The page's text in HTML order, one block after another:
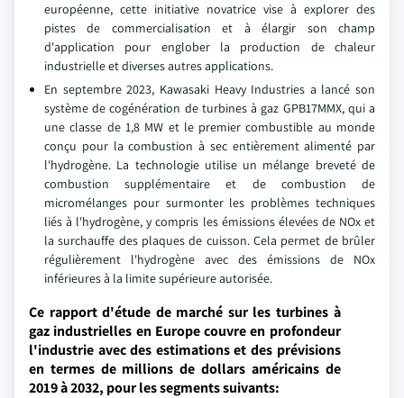
européenne, cette initiative novatrice vise à explorer des
pistes de commercialisation et à élargir son champ
d'application pour englober la production de chaleur
industrielle et diverses autres applications.
En septembre 2023, Kawasaki Heavy Industries a lancé son
système de cogénération de turbines à gaz GPB17MMX, qui a
une classe de 1,8 MW et le premier combustible au monde
conçu pour la combustion à sec entièrement alimenté par
l'hydrogène. La technologie utilise un mélange breveté de
combustion supplémentaire et de combustion de
micromélanges pour surmonter les problèmes techniques
liés à l'hydrogène, y compris les émissions élevées de NOx et
la surchauffe des plaques de cuisson. Cela permet de brûler
régulièrement l'hydrogène avec des émissions de NOx
inférieures à la limite supérieure autorisée.
Ce rapport d'étude de marché sur les turbines à
gaz industrielles en Europe couvre en profondeur
l'industrie avec des estimations et des prévisions
en termes de millions de dollars américains de
2019 à 2032, pour les segments suivants: